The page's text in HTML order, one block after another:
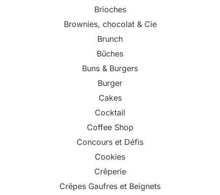
Brioches
Brownies, chocolat & Cie
Brunch
Bûches
Buns & Burgers
Burger
Cakes
Cocktail
Coffee Shop
Concours et Défis
Cookies
Crêperie
Crêpes Gaufres et Beignets